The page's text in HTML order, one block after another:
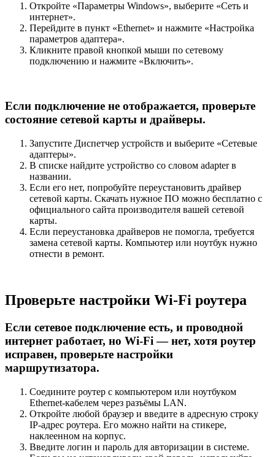
Откройте «Параметры Windows», выберите «Сеть и
интернет».
Перейдите в пункт «Ethernet» и нажмите «Настройка
параметров адаптера».
Кликните правой кнопкой мыши по сетевому
подключению и нажмите «Включить».
Если подключение не отображается, проверьте
состояние сетевой карты и драйверы.
Запустите Диспетчер устройств и выберите «Сетевые
адаптеры».
В списке найдите устройство со словом adapter в
названии.
Если его нет, попробуйте переустановить драйвер
сетевой карты. Скачать нужное ПО можно бесплатно с
официального сайта производителя вашей сетевой
карты.
Если переустановка драйверов не помогла, требуется
замена сетевой карты. Компьютер или ноутбук нужно
отнести в ремонт.
Проверьте настройки Wi-Fi роутера
Если сетевое подключение есть, и проводной
интернет работает, но Wi-Fi — нет, хотя роутер
исправен, проверьте настройки
маршрутизатора.
Соедините роутер с компьютером или ноутбуком
Ethernet-кабелем через разъёмы LAN.
Откройте любой браузер и введите в адресную строку
IP-адрес роутера. Его можно найти на стикере,
наклеенном на корпус.
Введите логин и пароль для авторизации в системе.